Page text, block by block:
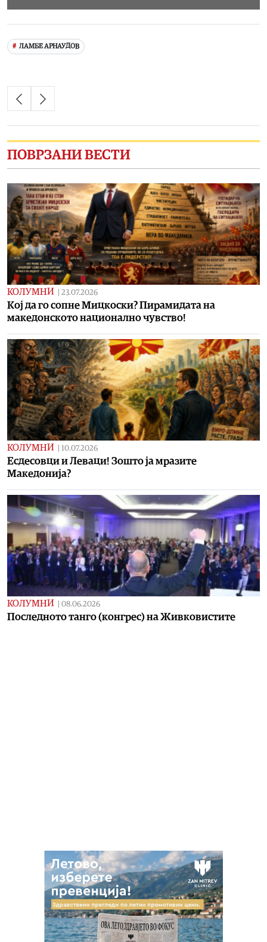
ЛАМБЕ АРНАУДОВ
ПОВРЗАНИ ВЕСТИ
КОЛУМНИ 23.07.2026
Кој да го сопне Мицкоски? Пирамидата на
македонското национално чувство!
КОЛУМНИ 10.07.2026
Есдесовци и Леваци! Зошто ја мразите
Македонија?
КОЛУМНИ 08.06.2026
Последното танго (конгрес) на Живковистите